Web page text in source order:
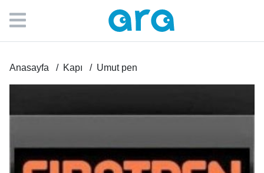
Anasayfa Kapı Umut pen